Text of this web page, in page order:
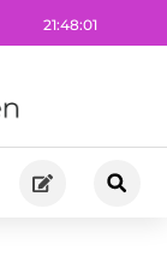
21:48:02